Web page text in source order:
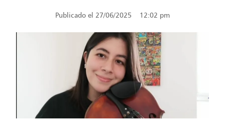
Publicado el 27/06/2025 12:02 pm